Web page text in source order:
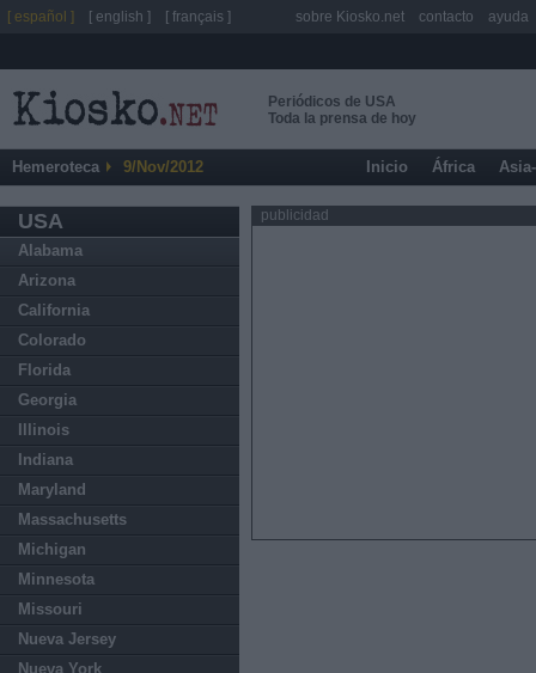
Periódicos de USA
Toda la prensa de hoy
Hemeroteca 9/Nov/2012 Inicio África
USA
Alabama
Arizona
California
Colorado
Florida
Georgia
Illinois
Indiana
Maryland
Massachusetts
Michigan
Minnesota
Missouri
Nueva Jersey
Nueva York
publicidad
[ español ] [ english ] [ français ] sobre Kiosko.net contacto ayuda